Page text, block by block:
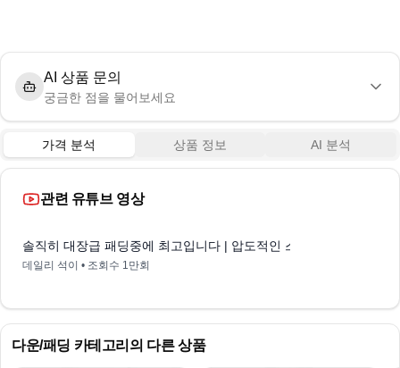
AI 상품 문의
궁금한 점을 물어보세요
가격 분석 상품 정보 AI 분석
관련 유튜브 영상
솔직히 대장급 패딩중에 최고입니다 | 압도적인 스펙의 '진짜' 대장
데일리 석이 • 조회수 1만회
다운/패딩 카테고리의 다른 상품